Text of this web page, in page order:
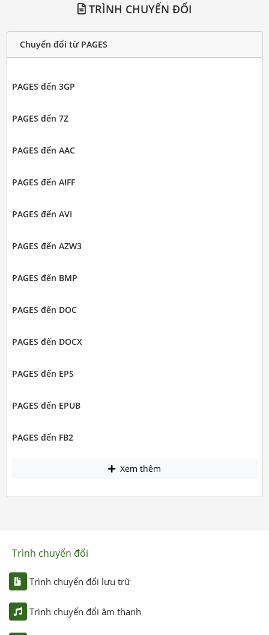
TRÌNH CHUYỂN ĐỔI
Chuyển đổi từ PAGES
PAGES đến 3GP
PAGES đến 7Z
PAGES đến AAC
PAGES đến AIFF
PAGES đến AVI
PAGES đến AZW3
PAGES đến BMP
PAGES đến DOC
PAGES đến DOCX
PAGES đến EPS
PAGES đến EPUB
PAGES đến FB2
Xem thêm
Trình chuyển đổi
Trình chuyển đổi lưu trữ
Trình chuyển đổi âm thanh